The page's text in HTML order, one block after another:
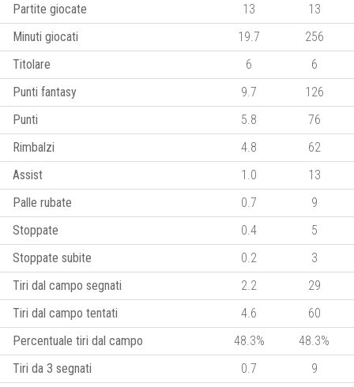
Partite giocate
13
13
Minuti giocati
19.7
256
Titolare
6
6
Punti fantasy
9.7
126
Punti
5.8
76
Rimbalzi
4.8
62
Assist
1.0
13
Palle rubate
0.7
9
Stoppate
0.4
5
Stoppate subite
0.2
3
Tiri dal campo segnati
2.2
29
Tiri dal campo tentati
4.6
60
Percentuale tiri dal campo
48.3%
48.3%
Tiri da 3 segnati
0.7
9